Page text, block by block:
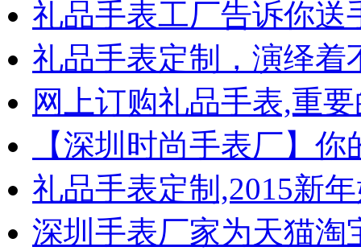
礼品手表工厂告诉你送
礼品手表定制，演绎着
网上订购礼品手表,重
【深圳时尚手表厂】
礼品手表定制,2015新
深圳手表厂家为天猫淘